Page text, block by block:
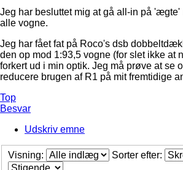
Jeg har besluttet mig at gå all-in på
alle vogne.
Jeg har fået fat på Roco's dsb
den op mod 1:93,5 vogne (for slet ikke at
forkert ud i min optik. Jeg må prøve at se
reducere brugen af R1 på mit fremtidige
Top
Besvar
Udskriv emne
Visning: Sorter efter: